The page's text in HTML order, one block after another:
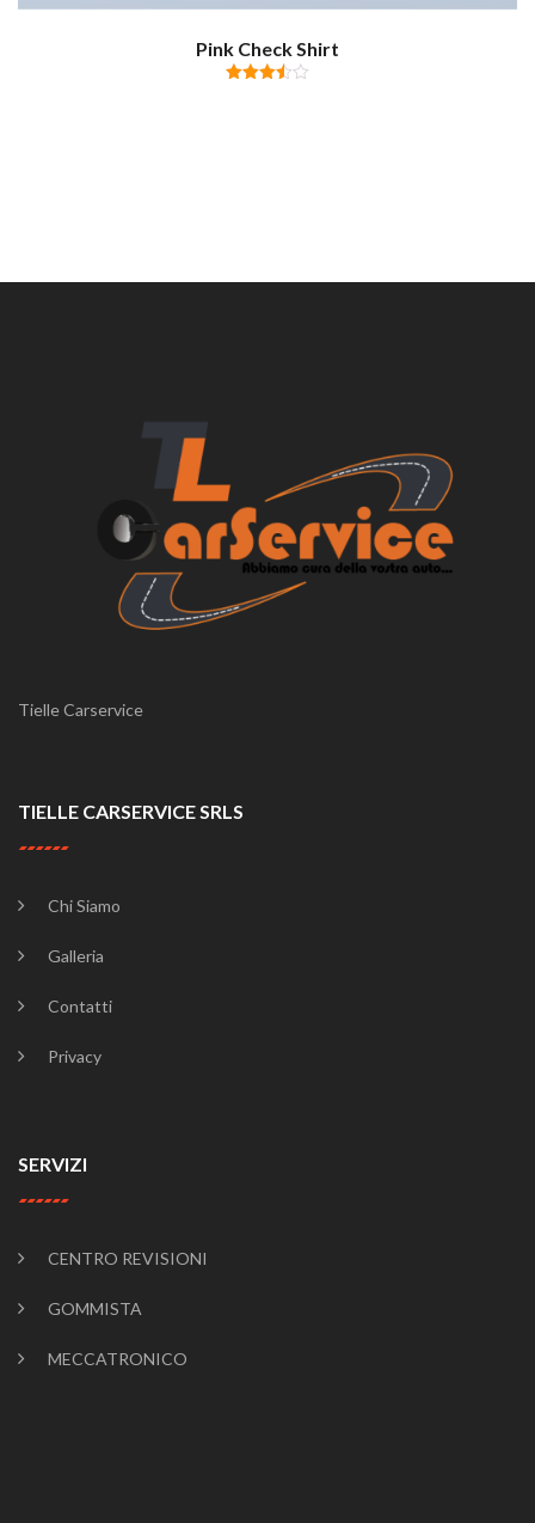
Pink Check Shirt
Tielle Carservice
TIELLE CARSERVICE SRLS
Chi Siamo
Galleria
Contatti
Privacy
SERVIZI
CENTRO REVISIONI
GOMMISTA
MECCATRONICO